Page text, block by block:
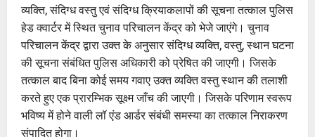
व्यक्ति, संदिग्ध वस्तु एवं संदिग्ध क्रियाकलापों की सूचना तत्काल पुलिस
हेड क्वार्टर में स्थित चुनाव परिचालन केंद्र को भेजे जाएंगे। चुनाव
परिचालन केंद्र द्वारा उक्त के अनुसार संदिग्ध व्यक्ति, वस्तु, स्थान घटना
की सूचना संबंधित पुलिस अधिकारी को प्रेषित की जाएगी। जिसके
तत्काल बाद बिना कोई समय गवाए उक्त व्यक्ति वस्तु स्थान की तलाशी
करते हुए एक प्रारम्भिक सूक्ष्म जाँच की जाएगी। जिसके परिणाम स्वरूप
भविष्य में होने वाली लॉ एंड आर्डर संबंधी समस्या का तत्काल निराकरण
संपादित होगा।